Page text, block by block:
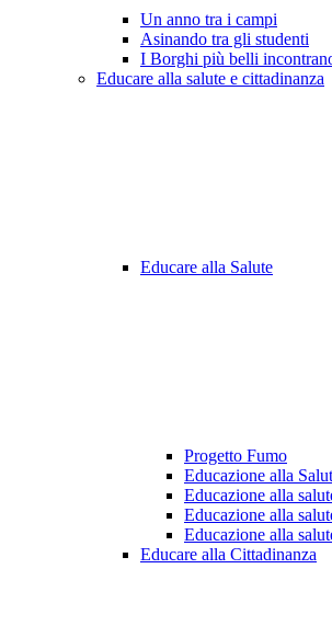
Un anno tra i campi
Asinando tra gli studenti
I Borghi più belli
Educare alla salute e cittadinanza
Educare alla Salute
Progetto Fumo
Educazione alla
Educazione alla
Educazione alla
Educazione alla
Educare alla Cittadinanza